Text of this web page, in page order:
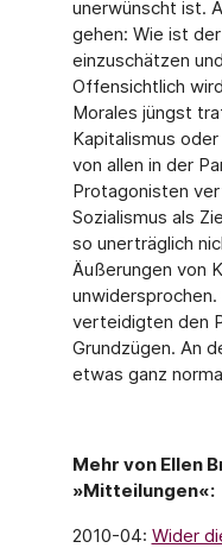
unerwünscht ist.
gehen: Wie ist
einzuschätzen
Offensichtlich
Morales jüngst
Kapitalismus
von allen in der
Protagonisten
Sozialismus als
so unerträglich
Äußerungen von
unwidersprochen.
verteidigten den
Grundzügen. An
etwas ganz
Mehr von Ellen
»Mitteilungen«:
2010-04: Wider